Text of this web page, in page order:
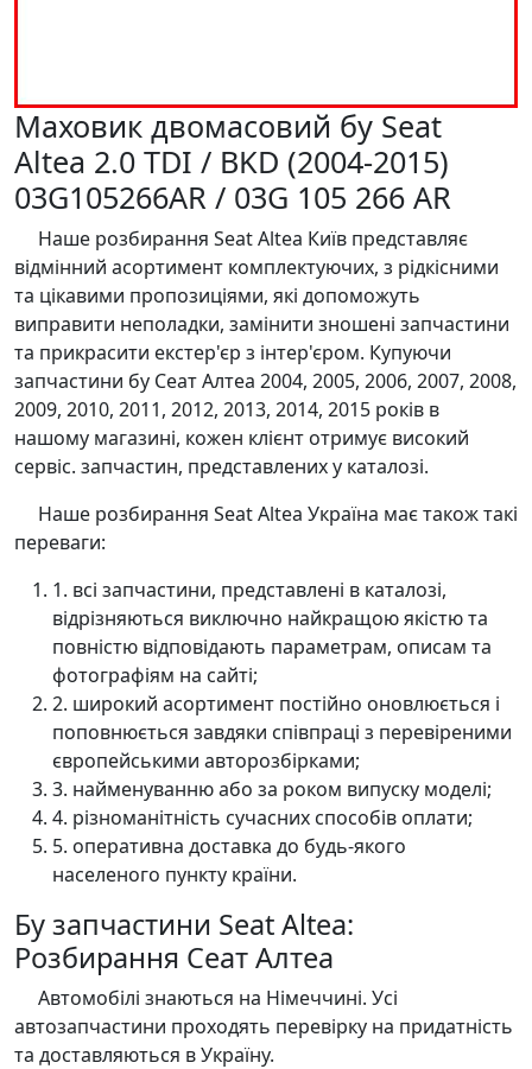
Маховик двомасовий бу Seat
Altea 2.0 TDI / BKD (2004-2015)
03G105266AR / 03G 105 266 AR
Наше розбирання Seat Altea Київ представляє
відмінний асортимент комплектуючих, з рідкісними
та цікавими пропозиціями, які допоможуть
виправити неполадки, замінити зношені запчастини
та прикрасити екстер'єр з інтер'єром. Купуючи
запчастини бу Сеат Алтеа 2004, 2005, 2006, 2007, 2008,
2009, 2010, 2011, 2012, 2013, 2014, 2015 років в
нашому магазині, кожен клієнт отримує високий
сервіс. запчастин, представлених у каталозі.
Наше розбирання Seat Altea Україна має також такі
переваги:
1. всі запчастини, представлені в каталозі,
відрізняються виключно найкращою якістю та
повністю відповідають параметрам, описам та
фотографіям на сайті;
2. широкий асортимент постійно оновлюється і
поповнюється завдяки співпраці з перевіреними
європейськими авторозбірками;
3. найменуванню або за роком випуску моделі;
4. різноманітність сучасних способів оплати;
5. оперативна доставка до будь-якого
населеного пункту країни.
Бу запчастини Seat Altea:
Розбирання Сеат Алтеа
Автомобілі знаються на Німеччині. Усі
автозапчастини проходять перевірку на придатність
та доставляються в Україну.